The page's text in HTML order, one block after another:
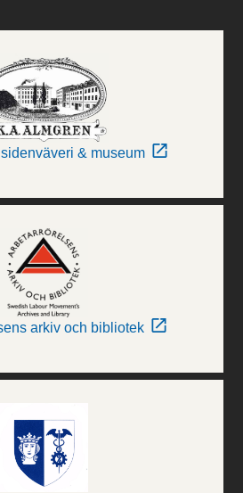
& museum
arkiv och bibliotek